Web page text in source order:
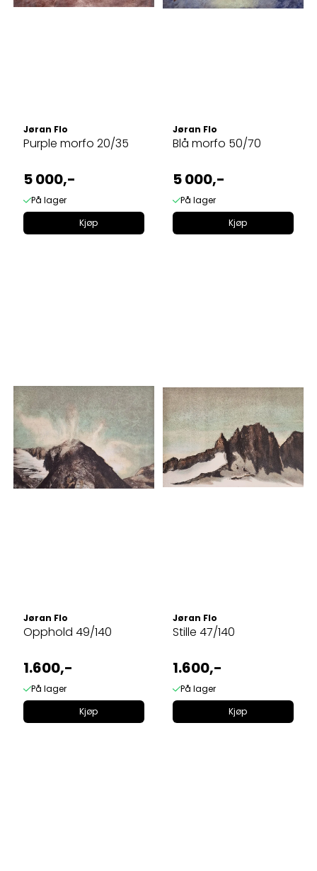
Jøran Flo
Purple morfo 20/35
5 000,-
På lager
Kjøp
Jøran Flo
Blå morfo 50/70
5 000,-
På lager
Kjøp
Jøran Flo
Opphold 49/140
1.600,-
På lager
Kjøp
Jøran Flo
Stille 47/140
1.600,-
På lager
Kjøp